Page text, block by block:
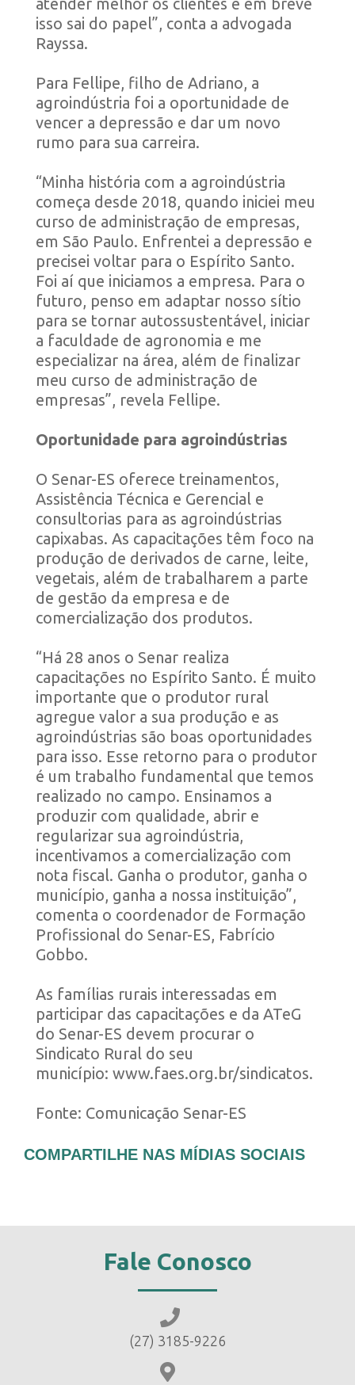
isso sai do papel”, conta a advogada
Rayssa.
Para Fellipe, filho de Adriano, a
agroindústria foi a oportunidade de
vencer a depressão e dar um novo
rumo para sua carreira.
“Minha história com a agroindústria
começa desde 2018, quando iniciei meu
curso de administração de empresas,
em São Paulo. Enfrentei a depressão e
precisei voltar para o Espírito Santo.
Foi aí que iniciamos a empresa. Para o
futuro, penso em adaptar nosso sítio
para se tornar autossustentável, iniciar
a faculdade de agronomia e me
especializar na área, além de finalizar
meu curso de administração de
empresas”, revela Fellipe.
Oportunidade para agroindústrias
O Senar-ES oferece treinamentos,
Assistência Técnica e Gerencial e
consultorias para as agroindústrias
capixabas. As capacitações têm foco na
produção de derivados de carne, leite,
vegetais, além de trabalharem a parte
de gestão da empresa e de
comercialização dos produtos.
“Há 28 anos o Senar realiza
capacitações no Espírito Santo. É muito
importante que o produtor rural
agregue valor a sua produção e as
agroindústrias são boas oportunidades
para isso. Esse retorno para o produtor
é um trabalho fundamental que temos
realizado no campo. Ensinamos a
produzir com qualidade, abrir e
regularizar sua agroindústria,
incentivamos a comercialização com
nota fiscal. Ganha o produtor, ganha o
município, ganha a nossa instituição”,
comenta o coordenador de Formação
Profissional do Senar-ES, Fabrício
Gobbo.
As famílias rurais interessadas em
participar das capacitações e da ATeG
do Senar-ES devem procurar o
Sindicato Rural do seu
município: www.faes.org.br/sindicatos.
Fonte: Comunicação Senar-ES
COMPARTILHE NAS MÍDIAS SOCIAIS
Fale Conosco
(27) 3185-9226